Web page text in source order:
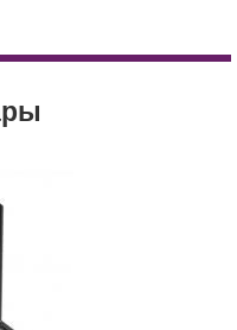
20 Белый